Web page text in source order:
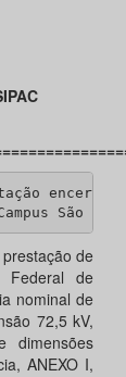
encerrada
São
de
Federal de
nominal de
72,5 kV,
dimensões
ANEXO I,